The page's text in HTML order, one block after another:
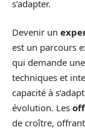
s’adapter.
Devenir un
est un parcours
qui demande
techniques et
capacité à
évolution. Les
de croître,